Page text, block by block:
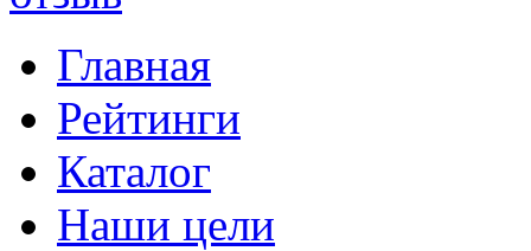
Главная
Рейтинги
Каталог
Наши цели